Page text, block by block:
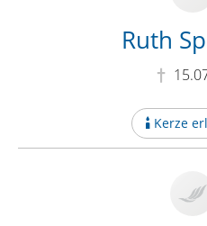
Ruth
Kerze